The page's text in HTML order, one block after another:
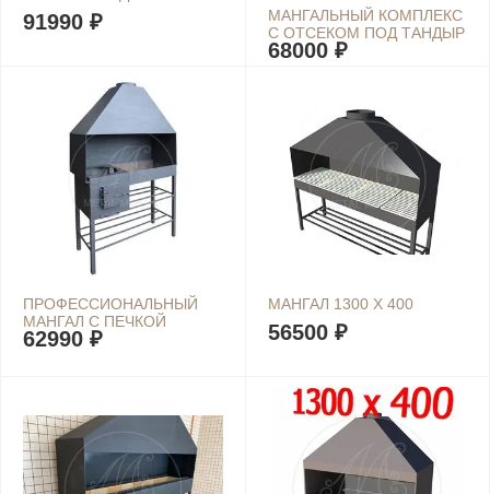
91990 ₽
МАНГАЛЬНЫЙ КОМПЛЕКС
С ОТСЕКОМ ПОД ТАНДЫР
68000 ₽
ПРОФЕССИОНАЛЬНЫЙ
МАНГАЛ С ПЕЧКОЙ
62990 ₽
МАНГАЛ 1300 Х 400
56500 ₽